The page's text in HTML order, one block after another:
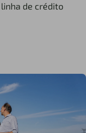
de crédito